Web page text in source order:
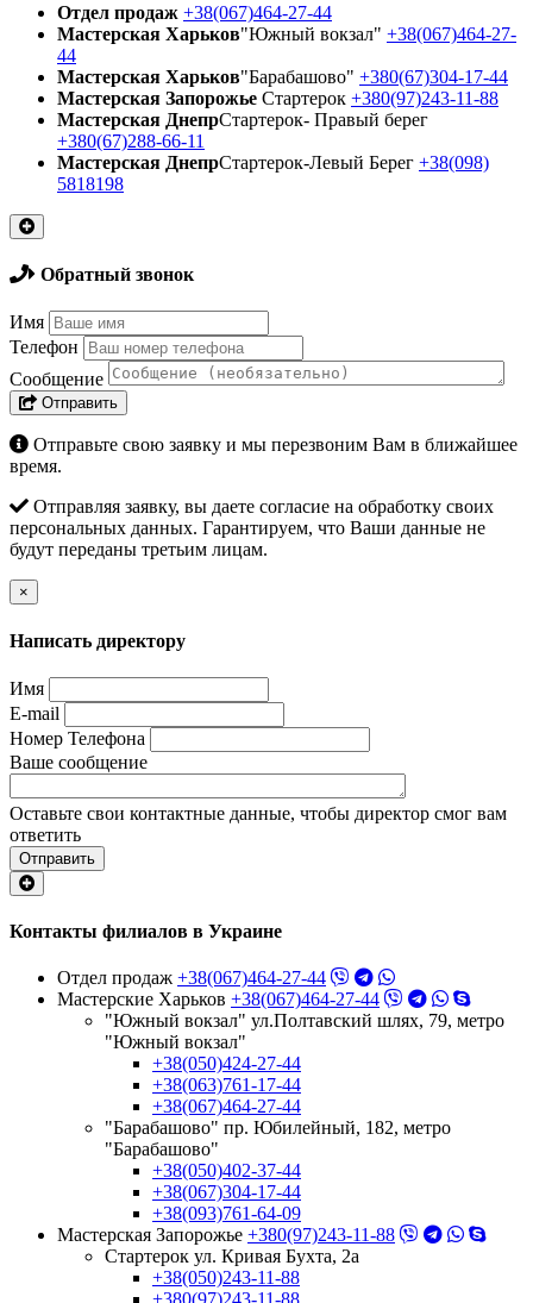
Отдел продаж +38(067)464-27-44
Мастерская Харьков"Южный вокзал" +38(067)464-27-
44
Мастерская Харьков"Барабашово" +380(67)304-17-44
Мастерская Запорожье Стартерок +380(97)243-11-88
Мастерская ДнепрСтартерок- Правый берег
+380(67)288-66-11
Мастерская ДнепрСтартерок-Левый Берег +38(098)
5818198
Обратный звонок
Имя
Телефон
Сообщение
Отправить
Отправьте свою заявку и мы перезвоним Вам в ближайшее
время.
Отправляя заявку, вы даете согласие на обработку своих
персональных данных. Гарантируем, что Ваши данные не
будут переданы третьим лицам.
×
Написать директору
Имя
E-mail
Номер Телефона
Ваше сообщение
Оставьте свои контактные данные, чтобы директор смог вам
ответить
Отправить
Контакты филиалов в Украине
Отдел продаж +38(067)464-27-44
Мастерские Харьков +38(067)464-27-44
"Южный вокзал" ул.Полтавский шлях, 79, метро
"Южный вокзал"
+38(050)424-27-44
+38(063)761-17-44
+38(067)464-27-44
"Барабашово" пр. Юбилейный, 182, метро
"Барабашово"
+38(050)402-37-44
+38(067)304-17-44
+38(093)761-64-09
Мастерская Запорожье +380(97)243-11-88
Стартерок ул. Кривая Бухта, 2а
+38(050)243-11-88